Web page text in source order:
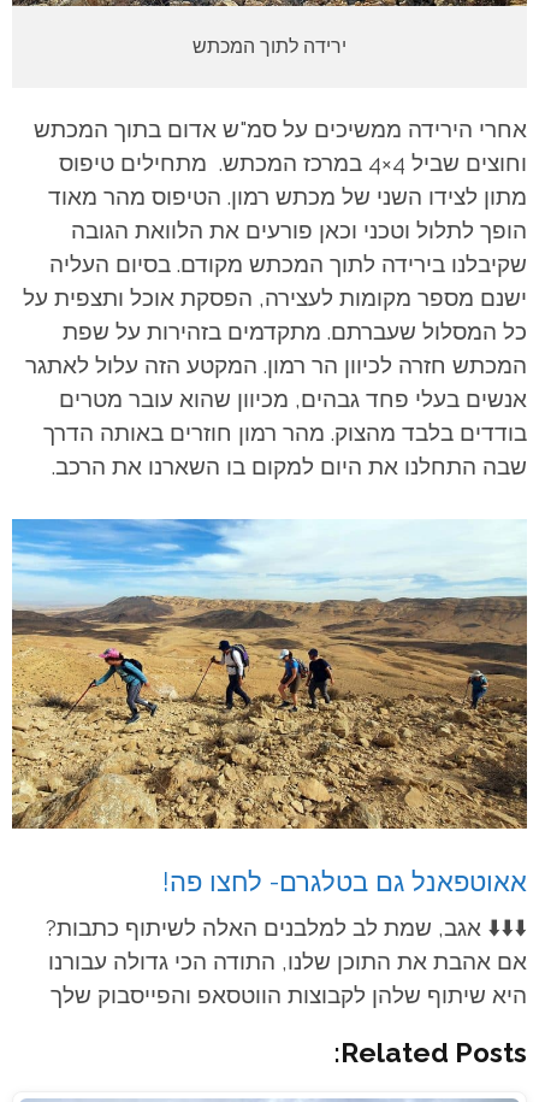
ירידה לתוך המכתש
אחרי הירידה ממשיכים על סמ"ש אדום בתוך המכתש
וחוצים שביל 4×4 במרכז המכתש. מתחילים טיפוס
מתון לצידו השני של מכתש רמון. הטיפוס מהר מאוד
הופך לתלול וטכני וכאן פורעים את הלוואת הגובה
שקיבלנו בירידה לתוך המכתש מקודם. בסיום העליה
ישנם מספר מקומות לעצירה, הפסקת אוכל ותצפית על
כל המסלול שעברתם. מתקדמים בזהירות על שפת
המכתש חזרה לכיוון הר רמון. המקטע הזה עלול לאתגר
אנשים בעלי פחד גבהים, מכיוון שהוא עובר מטרים
בודדים בלבד מהצוק. מהר רמון חוזרים באותה הדרך
שבה התחלנו את היום למקום בו השארנו את הרכב.
אאוטפאנל גם בטלגרם- לחצו פה!
⬇️⬇️⬇️ אגב, שמת לב למלבנים האלה לשיתוף כתבות?
אם אהבת את התוכן שלנו, התודה הכי גדולה עבורנו
היא שיתוף שלהן לקבוצות הווטסאפ והפייסבוק שלך
Related Posts: